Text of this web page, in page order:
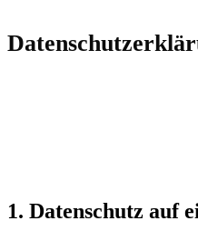
1. Datenschutz auf